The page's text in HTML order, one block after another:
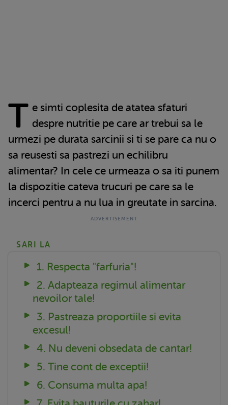
T e simti coplesita de atatea sfaturi
despre nutritie pe care ar trebui sa le
urmezi pe durata sarcinii si ti se pare ca nu o
sa reusesti sa pastrezi un echilibru
alimentar? In cele ce urmeaza o sa iti punem
la dispozitie cateva trucuri pe care sa le
incerci pentru a nu lua in greutate in sarcina.
SARI LA
1. Respecta "farfuria"!
2. Adapteaza regimul alimentar
nevoilor tale!
3. Pastreaza proportiile si evita
excesul!
4. Nu deveni obsedata de cantar!
5. Tine cont de exceptii!
6. Consuma multa apa!